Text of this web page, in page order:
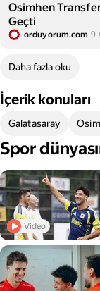
Osimhen
Geçti
orduyorum.com 9
Daha fazla oku
İçerik konuları
Galatasaray
Spor
Video